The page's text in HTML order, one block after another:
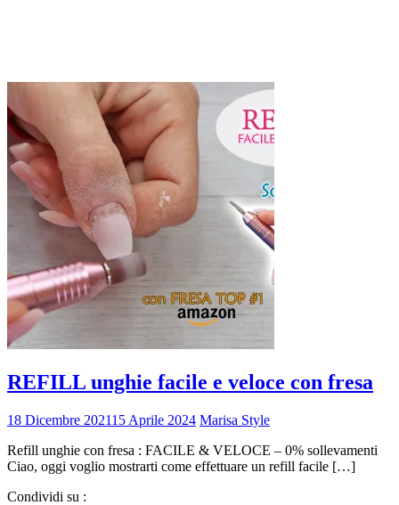
REFILL unghie facile e veloce con fresa
18 Dicembre 202115 Aprile 2024 Marisa Style
Refill unghie con fresa : FACILE & VELOCE – 0% sollevamenti
Ciao, oggi voglio mostrarti come effettuare un refill facile […]
Condividi su :